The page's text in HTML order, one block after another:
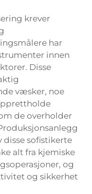
krever
har
innen
Disse
væsker, noe
de overholder
disse sofistikerte
alt fra kjemiske
og
og sikkerhet